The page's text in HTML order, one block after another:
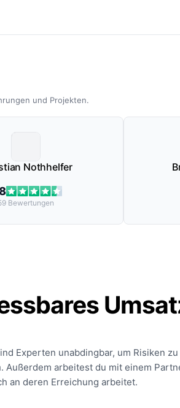
und Projekten.
Nothhelfer
Bewertungen
Experten unabdingbar, um Risiken
Außerdem arbeitest du mit einem
an deren Erreichung arbeitet.